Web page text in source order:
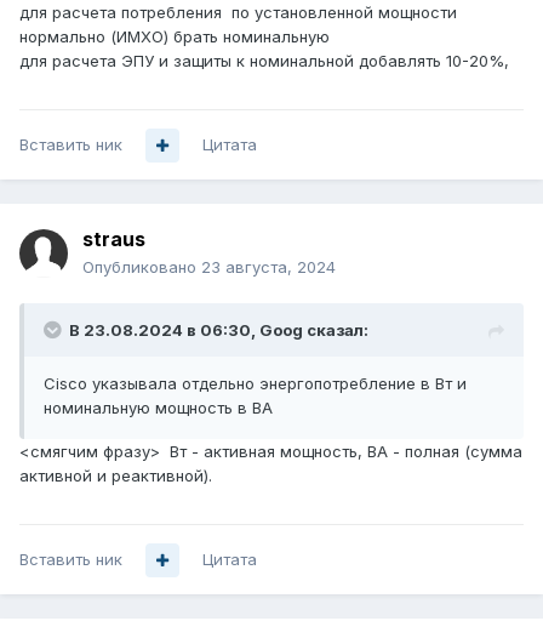
для расчета потребления по установленной мощности
нормально (ИМХО) брать номинальную
для расчета ЭПУ и защиты к номинальной добавлять 10-20%,
Вставить ник Цитата
straus
Опубликовано 23 августа, 2024
В 23.08.2024 в 06:30, Goog сказал:
Cisco указывала отдельно энергопотребление в Вт и
номинальную мощность в ВА
<смягчим фразу> Вт - активная мощность, ВА - полная (сумма
активной и реактивной).
Вставить ник Цитата